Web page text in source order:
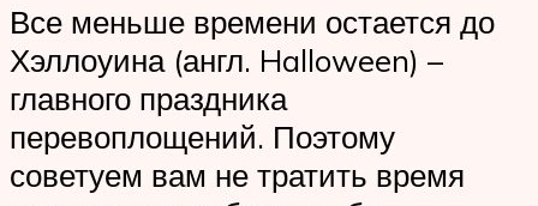
Все меньше времени остается до
Хэллоуина (англ. Halloween) –
главного праздника
перевоплощений. Поэтому
советуем вам не тратить время